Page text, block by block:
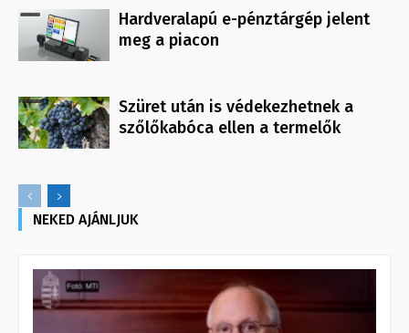
Hardveralapú e-pénztárgép jelent
meg a piacon
Szüret után is védekezhetnek a
szőlőkabóca ellen a termelők
NEKED AJÁNLJUK